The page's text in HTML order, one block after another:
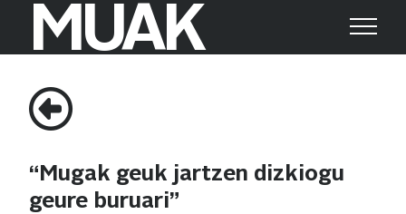
MUAK
for:
“Mugak geuk jartzen dizkiogu
geure buruari”